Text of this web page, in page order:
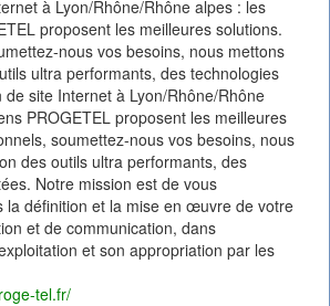
à Lyon/Rhône/Rhône alpes : les
proposent les meilleures solutions.
nous vos besoins, nous mettons
ultra performants, des technologies
site Internet à Lyon/Rhône/Rhône
PROGETEL proposent les meilleures
soumettez-nous vos besoins, nous
des outils ultra performants, des
Notre mission est de vous
la définition et la mise en œuvre de votre
et de communication, dans
et son appropriation par les
tel.fr/